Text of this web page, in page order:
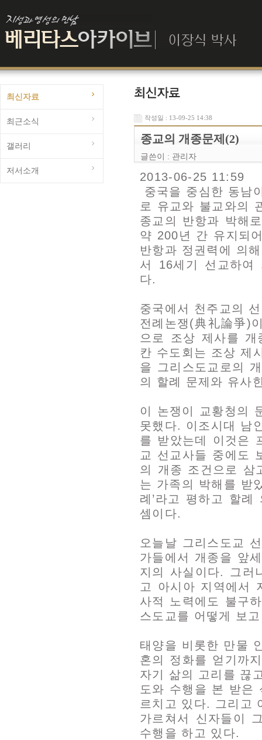
최신자료
최근소식
갤러리
저서소개
작성일 : 13-09-25 14:38
종교의 개종문제(2)
글쓴이 : 관리자
2013-06-25 11:59
중국을 중심한 동남
로 유교와 불교와의
종교의 반항과 박해
약 200년 간 유지되
반항과 정권력에 의
서 16세기 선교하여
다.
중국에서 천주교의
전례논쟁(典礼論爭)
으로 조상 제사를 개
칸 수도회는 조상 제
을 그리스도교로의
의 할례 문제와 유사
이 논쟁이 교황청의
못했다. 이조시대 남
를 받았는데 이것은
교 선교사들 중에도
의 개종 조건으로 삼
는 가족의 박해를 받
례’라고 평하고 할
셈이다.
오늘날 그리스도교
가들에서 개종을 앞
지의 사실이다. 그러
고 아시아 지역에서
사적 노력에도 불구
스도교를 어떻게 보
태양을 비롯한 만물
혼의 정화를 얻기까
자기 삶의 고리를 끊
도와 수행을 본 받은
르치고 있다. 그리고
가르쳐서 신자들이
수행을 하고 있다.